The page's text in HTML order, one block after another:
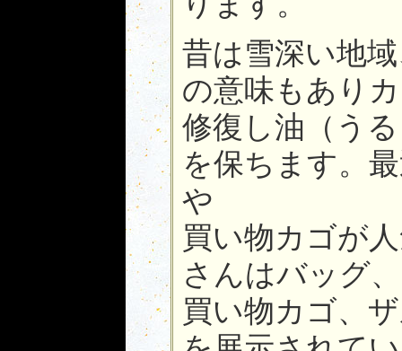
昔は雪深い地
の意味もあり
修復し油（う
を保ちます。
や
買い物カゴが
さんはバッグ、
買い物カゴ、